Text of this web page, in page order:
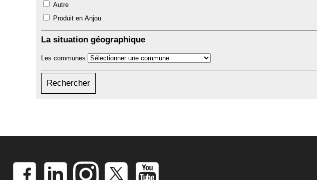
Autre
Produit en Anjou
La situation géographique
Les communes